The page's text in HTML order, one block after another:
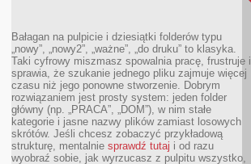
Bałagan na pulpicie i dziesiątki folderów typu
„nowy”, „nowy2”, „ważne”, „do druku” to klasyka.
Taki cyfrowy miszmasz spowalnia pracę, frustruje i
sprawia, że szukanie jednego pliku zajmuje więcej
czasu niż jego ponowne stworzenie. Dobrym
rozwiązaniem jest prosty system: jeden folder
główny (np. „PRACA”, „DOM”), w nim stałe
kategorie i jasne nazwy plików zamiast losowych
skrótów. Jeśli chcesz zobaczyć przykładową
strukturę, mentalnie sprawdź tutaj i od razu
wyobraź sobie, jak wyrzucasz z pulpitu wszystko,